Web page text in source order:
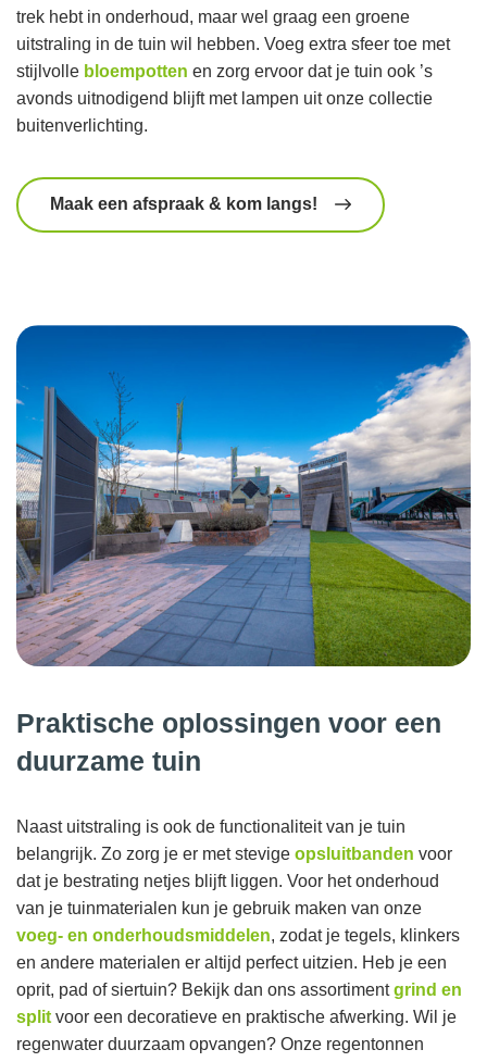
trek hebt in onderhoud, maar wel graag een groene
uitstraling in de tuin wil hebben. Voeg extra sfeer toe met
stijlvolle bloempotten en zorg ervoor dat je tuin ook ’s
avonds uitnodigend blijft met lampen uit onze collectie
buitenverlichting.
Maak een afspraak & kom langs!
Praktische oplossingen voor een
duurzame tuin
Naast uitstraling is ook de functionaliteit van je tuin
belangrijk. Zo zorg je er met stevige opsluitbanden voor
dat je bestrating netjes blijft liggen. Voor het onderhoud
van je tuinmaterialen kun je gebruik maken van onze
voeg- en onderhoudsmiddelen, zodat je tegels, klinkers
en andere materialen er altijd perfect uitzien. Heb je een
oprit, pad of siertuin? Bekijk dan ons assortimentgrind en
split voor een decoratieve en praktische afwerking. Wil je
regenwater duurzaam opvangen? Onze regentonnen